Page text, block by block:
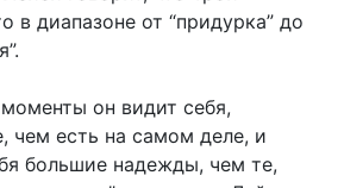
в диапазоне от “придурка” до
он видит себя,
чем есть на самом деле, и
большие надежды, чем те,